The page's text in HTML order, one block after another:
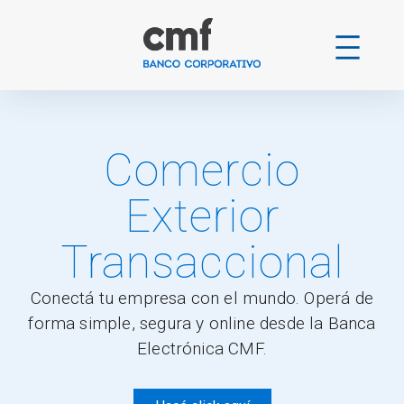
Comercio
Exterior
Transaccional
Conectá tu empresa con el mundo. Operá de
forma simple, segura y online desde la Banca
Electrónica CMF.